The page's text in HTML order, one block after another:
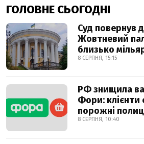
ГОЛОВНЕ СЬОГОДНІ
Суд повернув
Жовтневий
близько
8 СЕРПНЯ, 15:15
РФ знищила
Фори: клієнти
порожні
8 СЕРПНЯ, 10:40